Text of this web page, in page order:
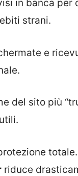
in banca per
strani.
e
del sito più
riduce